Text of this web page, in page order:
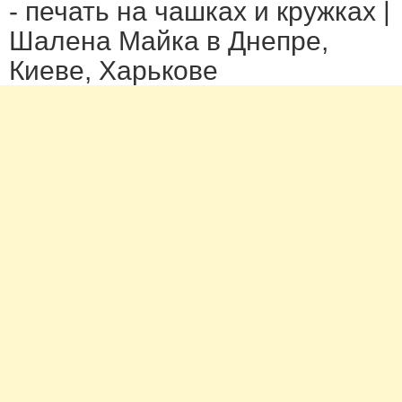
- печать на чашках и кружках |
Шалена Майка в Днепре,
Киеве, Харькове